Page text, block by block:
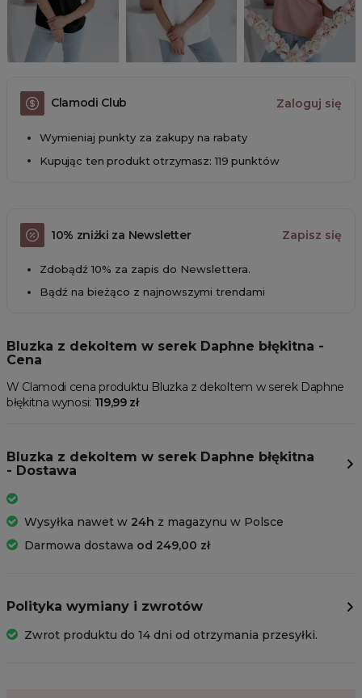
Clamodi Club Zaloguj się
Wymieniaj punkty za zakupy na rabaty
Kupując ten produkt otrzymasz: 119 punktów
10% zniżki za Newsletter Zapisz się
Zdobądź 10% za zapis do Newslettera.
Bądź na bieżąco z najnowszymi trendami
Bluzka z dekoltem w serek Daphne błękitna -
Cena
W Clamodi cena produktu Bluzka z dekoltem w serek Daphne
błękitna wynosi: 119,99 zł
Bluzka z dekoltem w serek Daphne błękitna
- Dostawa
Wysyłka nawet w 24h z magazynu w Polsce
Darmowa dostawa od 249,00 zł
Polityka wymiany i zwrotów
Zwrot produktu do 14 dni od otrzymania przesyłki.